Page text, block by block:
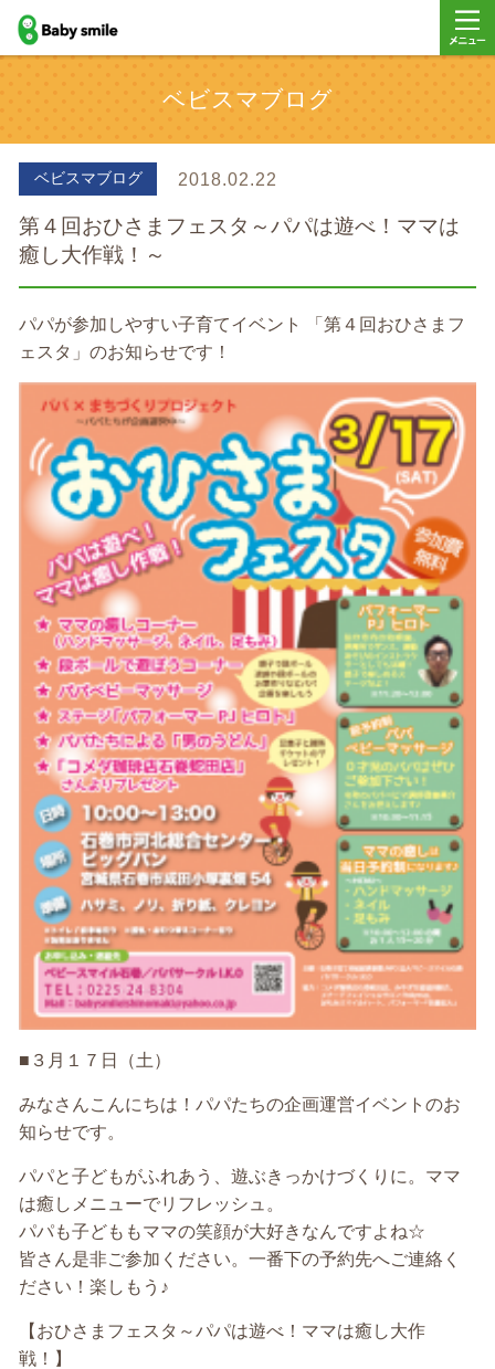
baby smile
ベビスマブログ
ベビスマブログ 2018.02.22
第４回おひさまフェスタ～パパは遊べ！ママは
癒し大作戦！～
パパが参加しやすい子育てイベント 「第４回おひさまフ
ェスタ」のお知らせです！
■３月１７日（土）
みなさんこんにちは！パパたちの企画運営イベントのお
知らせです。
パパと子どもがふれあう、遊ぶきっかけづくりに。ママ
は癒しメニューでリフレッシュ。
パパも子どももママの笑顔が大好きなんですよね☆
皆さん是非ご参加ください。一番下の予約先へご連絡く
ださい！楽しもう♪
【おひさまフェスタ～パパは遊べ！ママは癒し大作
戦！】